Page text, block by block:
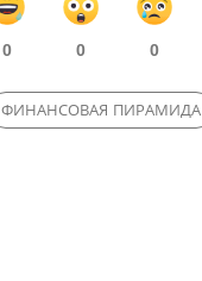
0 0 0
ФИНАНСОВАЯ ПИРАМИДА